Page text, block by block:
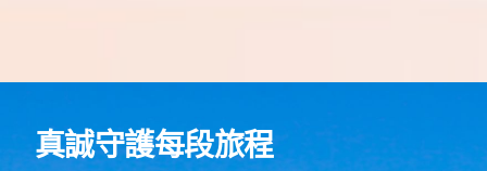
真誠守護每段旅程